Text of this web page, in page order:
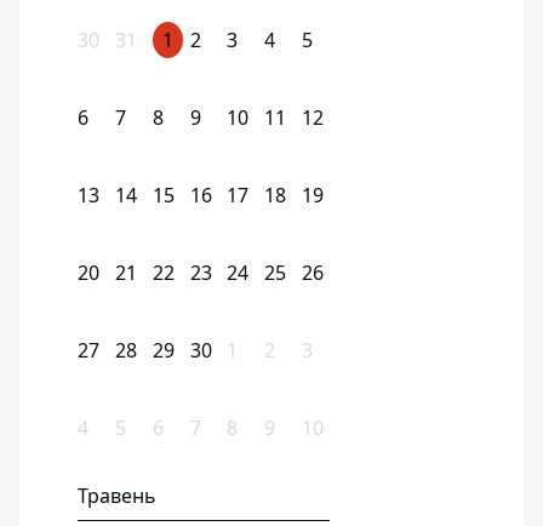
30 31 1 2 3 4 5
6 7 8 9 10 11 12
13 14 15 16 17 18 19
20 21 22 23 24 25 26
27 28 29 30 1 2 3
4 5 6 7 8 9 10
Травень